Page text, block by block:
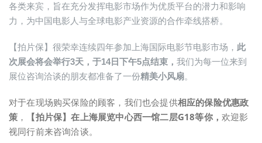
各类来宾，旨在充分发挥电影市场作为优质平台的潜力和影响
力，为中国电影人与全球电影产业资源的合作牵线搭桥。
【拍片保】很荣幸连续四年参加上海国际电影节电影市场， 此
次展会将会举行3天，于14日下午5点结束， 我们为每一位来到
展位咨询洽谈的朋友都准备了一份精美小风扇。
对于在现场购买保险的顾客，我们也会提供相应的保险优惠政
策 ， 【拍片保】在 上海展览中心西一馆二层G18等你，欢迎影
视同行前来咨询洽谈。